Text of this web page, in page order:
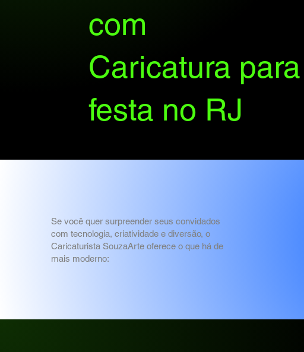
com
Caricatura para
festa no RJ
Se você quer surpreender seus convidados
com tecnologia, criatividade e diversão, o
Caricaturista SouzaArte oferece o que há de
mais moderno: